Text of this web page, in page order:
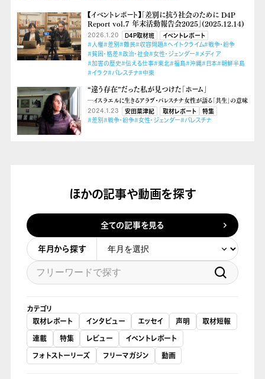
【イベントレポート】「差別に抗う社会のために D4P
Report vol.７ 年末活動報告会2025」(2025.12.14)
2026.1.20 D4P取材班
イベントレポート
#人権#差別#難民#収容問題#ヘイトクライム#戦争・紛争
#貧困・格差#政治・社会#女性・ジェンダー#メディア
#加害の歴史#伝える仕事#東北#福島#沖縄#日本#朝鮮半島
#イラク#パレスチナ#中東
“違う存在”だった私が見つけた「ホーム」
―イスラエルに生きるアラブ・パレスチナ女性が語る「共生」の意味
2024.1.23 安田菜津紀 取材レポート
特集
#差別#戦争・紛争#女性・ジェンダー#パレスチナ
ほかの記事や動画を探す
全ての記事を見る
年月から探す
カテゴリ
取材レポート
インタビュー エッセイ 声明
取材短報
連載
特集 レビュー
イベントレポート
フォトストーリーズ
フリーマガジン 動画